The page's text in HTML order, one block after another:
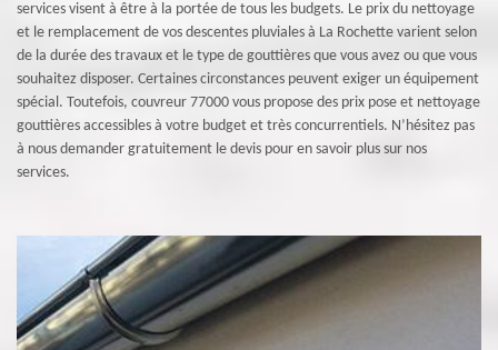
services visent à être à la portée de tous les budgets. Le prix du nettoyage
et le remplacement de vos descentes pluviales à La Rochette varient selon
de la durée des travaux et le type de gouttières que vous avez ou que vous
souhaitez disposer. Certaines circonstances peuvent exiger un équipement
spécial. Toutefois, couvreur 77000 vous propose des prix pose et nettoyage
gouttières accessibles à votre budget et très concurrentiels. N’hésitez pas
à nous demander gratuitement le devis pour en savoir plus sur nos
services.